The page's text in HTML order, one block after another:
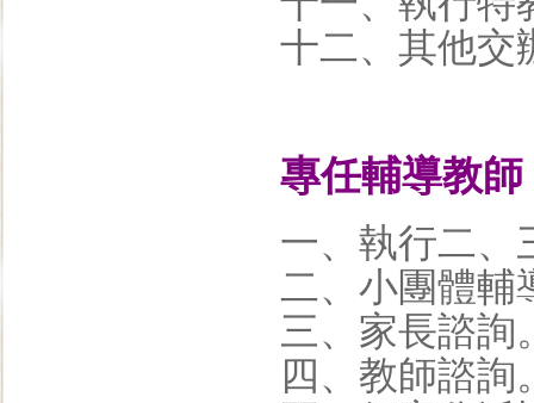
十二、其他交
專任輔導教師
一、執行二、
二、小團體輔
三、家長諮詢
四、教師諮詢